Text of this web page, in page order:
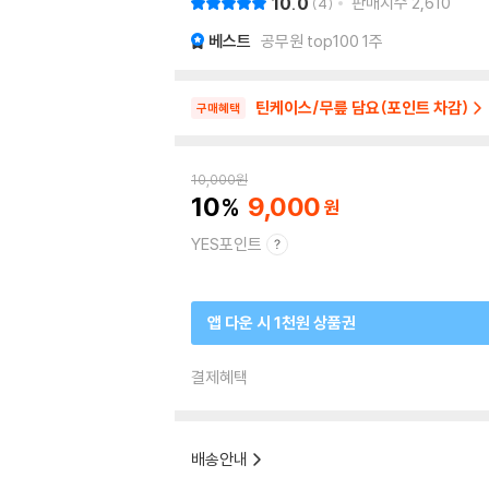
베스트 공무원 top100 1주
구매혜택 틴케이스/무릎 담요(포인트 차감)
10,000원
10 9,000
YES포인트
앱 다운 시 1천원 상품권
결제혜택
배송안내